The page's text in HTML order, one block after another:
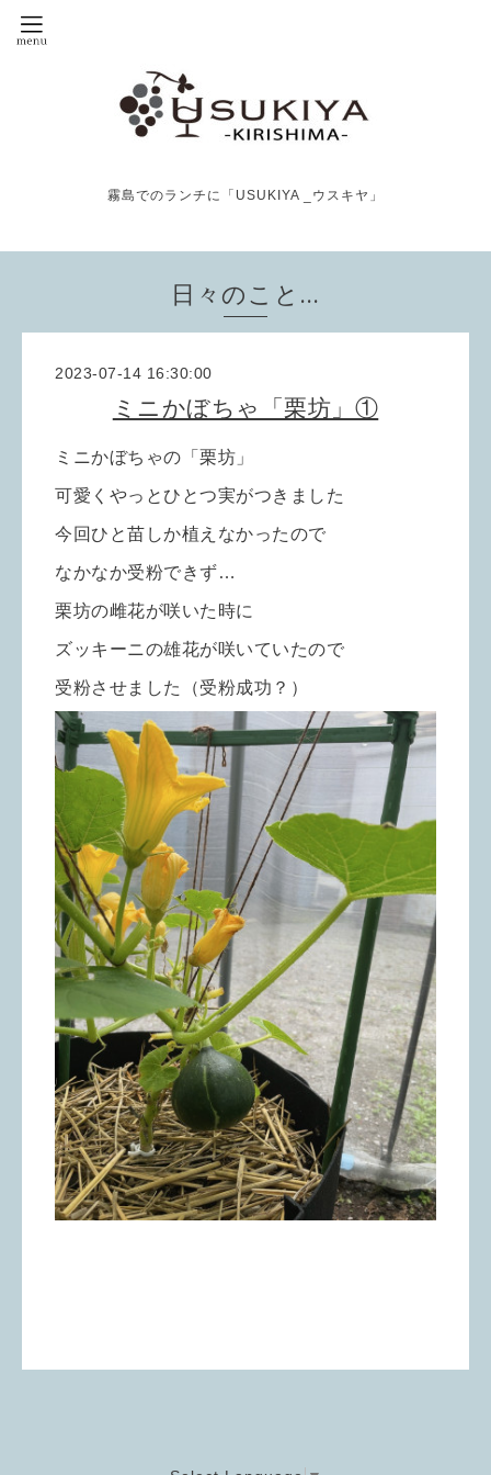
霧島でのランチに「USUKIYA _ウスキヤ」
日々のこと…
2023-07-14 16:30:00
ミニかぼちゃ「栗坊」①
ミニかぼちゃの「 栗坊」
可愛くやっとひとつ実がつきました
今回ひと苗しか植えなかったので
なかなか受粉できず…
栗坊の雌花が咲いた時に
ズッキーニの雄花が咲いていたので
受粉させました（受粉成功？）